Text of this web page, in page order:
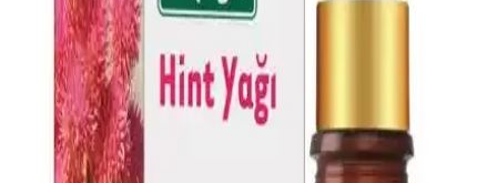
ve hızlı sonuçlarıyla öne çıkar.
AVIDERM Lavanta Yağ Spreyi: Doğal ve Etkili Saç
Bakım Çözümü
AVIDERM lavanta yağı spreyi, doğal içeriklerle saçlara hafiflik,
parlaklık ve hoş koku kazandırır. Suya dayanıklı formülüyle tüm saç
tipleriyle uyum sağlar, saç derisini rahatlatır ve günlük bakımda